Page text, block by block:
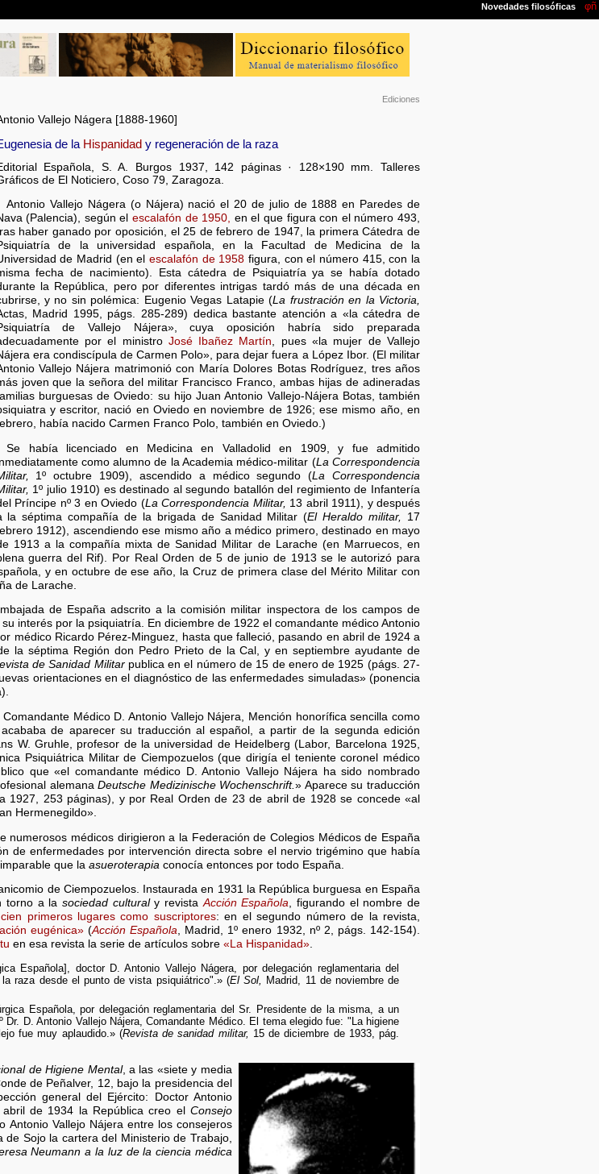
Ediciones
Vallejo Nágera [1888-1960]
de la Hispanidady regeneración de la raza
Española, S. A. Burgos 1937, 142 páginas · 128×190 mm. Talleres
de El Noticiero, Coso 79, Zaragoza.
Antonio Vallejo Nágera (o Nájera) nació el 20 de julio de 1888 en Paredes de
(Palencia), según el escalafón de 1950, en el que figura con el número 493,
haber ganado por oposición, el 25 de febrero de 1947, la primera Cátedra de
de la universidad española, en la Facultad de Medicina de la
de Madrid (en el escalafón de 1958 figura, con el número 415, con la
fecha de nacimiento). Esta cátedra de Psiquiatría ya se había dotado
la República, pero por diferentes intrigas tardó más de una década en
y no sin polémica: Eugenio Vegas Latapie (La frustración en la Victoria,
Madrid 1995, págs. 285-289) dedica bastante atención a «la cátedra de
de Vallejo Nájera», cuya oposición habría sido preparada
por el ministro José Ibañez Martín, pues «la mujer de Vallejo
era condiscípula de Carmen Polo», para dejar fuera a López Ibor. (El militar
Vallejo Nájera matrimonió con María Dolores Botas Rodríguez, tres años
joven que la señora del militar Francisco Franco, ambas hijas de adineradas
burguesas de Oviedo: su hijo Juan Antonio Vallejo-Nájera Botas, también
y escritor, nació en Oviedo en noviembre de 1926; ese mismo año, en
había nacido Carmen Franco Polo, también en Oviedo.)
Se había licenciado en Medicina en Valladolid en 1909, y fue admitido
como alumno de la Academia médico-militar (La Correspondencia
1º octubre 1909), ascendido a médico segundo (La Correspondencia
1º julio 1910) es destinado al segundo batallón del regimiento de Infantería
Príncipe nº 3 en Oviedo (La Correspondencia Militar, 13 abril 1911), y después
la séptima compañía de la brigada de Sanidad Militar (El Heraldo militar,
17
1912), ascendiendo ese mismo año a médico primero, destinado en mayo
1913 a la compañía mixta de Sanidad Militar de Larache (en Marruecos, en
guerra del Rif). Por Real Orden de 5 de junio de 1913 se le autorizó para
y en octubre de ese año, la Cruz de primera clase del Mérito Militar con
de Larache.
de España adscrito a la comisión militar inspectora de los campos de
interés por la psiquiatría. En diciembre de 1922 el comandante médico Antonio
médico Ricardo Pérez-Minguez, hasta que falleció, pasando en abril de 1924 a
la séptima Región don Pedro Prieto de la Cal, y en septiembre ayudante de
de Sanidad Militarpublica en el número de 15 de enero de 1925 (págs. 27-
orientaciones en el diagnóstico de las enfermedades simuladas» (ponencia
Médico D. Antonio Vallejo Nájera, Mención honorífica sencilla como
de aparecer su traducción al español, a partir de la segunda edición
W. Gruhle, profesor de la universidad de Heidelberg (Labor, Barcelona 1925,
Psiquiátrica Militar de Ciempozuelos (que dirigía el teniente coronel médico
que «el comandante médico D. Antonio Vallejo Nájera ha sido nombrado
alemanaDeutsche Medizinische Wochenschrift.» Aparece su traducción
1927, 253 páginas), y por Real Orden de 23 de abril de 1928 se concede «al
Hermenegildo».
médicos dirigieron a la Federación de Colegios Médicos de España
de enfermedades por intervención directa sobre el nervio trigémino que había
que la asueroterapia conocía entonces por todo España.
de Ciempozuelos. Instaurada en 1931 la República burguesa en España
torno a la sociedad culturaly revistaAcción Española, figurando el nombre de
primeros lugares como suscriptores: en el segundo número de la revista,
eugénica»(Acción Española, Madrid, 1º enero 1932, nº 2, págs. 142-154).
en esa revista la serie de artículos sobre «La Hispanidad».
Española], doctor D. Antonio Vallejo Nágera, por delegación reglamentaria del
raza desde el punto de vista psiquiátrico".» (El Sol,
Madrid, 11 de noviembre de
Española, por delegación reglamentaria del Sr. Presidente de la misma, a un
D. Antonio Vallejo Nájera, Comandante Médico. El tema elegido fue: "La higiene
fue muy aplaudido.» (Revista de sanidad militar, 15 de diciembre de 1933, pág.
de Higiene Mental, a las «siete y media
de Peñalver, 12, bajo la presidencia del
general del Ejército: Doctor Antonio
de 1934 la República creo el Consejo
Antonio Vallejo Nájera entre los consejeros
Sojo la cartera del Ministerio de Trabajo,
Neumann a la luz de la ciencia médica